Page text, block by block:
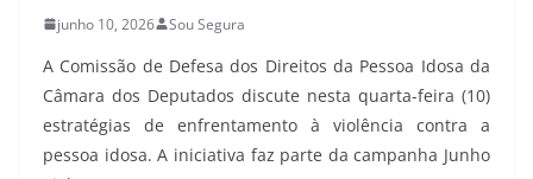
junho 10, 2026 Sou Segura
A Comissão de Defesa dos Direitos da Pessoa Idosa da
Câmara dos Deputados discute nesta quarta-feira (10)
estratégias de enfrentamento à violência contra a
pessoa idosa. A iniciativa faz parte da campanha Junho